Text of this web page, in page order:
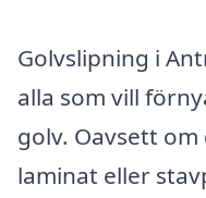
Golvslipning i
alla som vill
golv. Oavsett
laminat eller